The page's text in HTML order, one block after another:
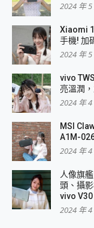
2024 年
Xiaomi
手機! 加
2024 年
vivo
亮溫潤
2024 年
MSI
A1M-
2024 年
人像旗
頭、攝
vivo
2024 年